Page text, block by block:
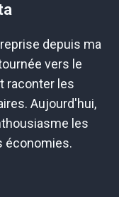
depuis ma
vers le
raconter les
Aujourd'hui,
les
économies.